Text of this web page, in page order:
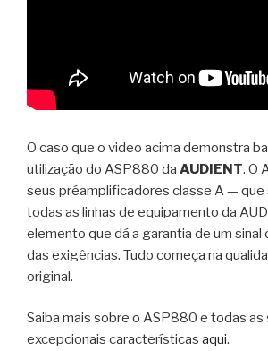
O caso que o video acima demonstra
utilização do ASP880 da AUDIENT. O
seus préamplificadores classe A — que
todas as linhas de equipamento da
elemento que dá a garantia de um sinal
das exigências. Tudo começa na
original.
Saiba mais sobre o ASP880 e todas as
excepcionais características aqui.